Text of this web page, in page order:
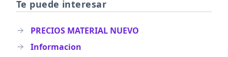
Te puede interesar
PRECIOS MATERIAL NUEVO
Informacion